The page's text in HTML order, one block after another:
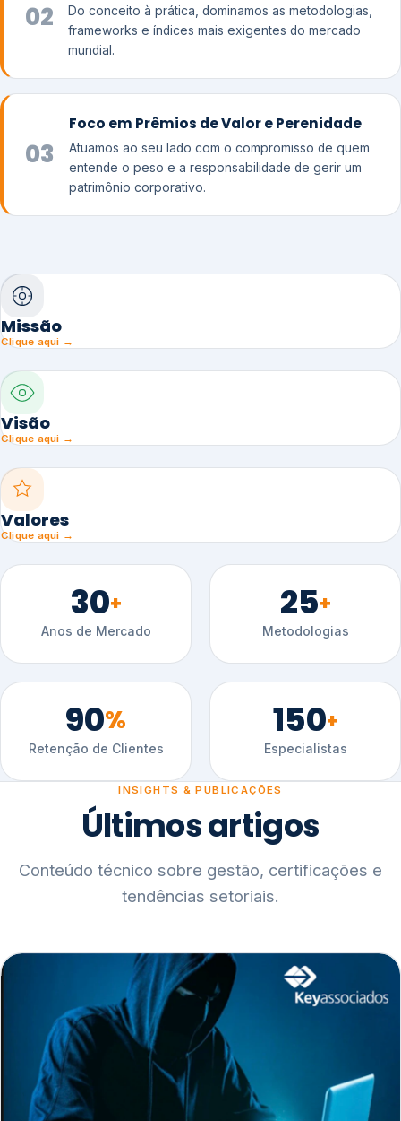
02
Do conceito à prática, dominamos as metodologias,
frameworks e índices mais exigentes do mercado
mundial.
03
Foco em Prêmios de Valor e Perenidade
Atuamos ao seu lado com o compromisso de quem
entende o peso e a responsabilidade de gerir um
patrimônio corporativo.
Missão
Clique aqui →
Visão
Clique aqui →
Valores
Clique aqui →
30+
Anos de Mercado
25+
Metodologias
90%
Retenção de Clientes
150+
Especialistas
INSIGHTS & PUBLICAÇÕES
Últimos artigos
Conteúdo técnico sobre gestão, certificações e
tendências setoriais.